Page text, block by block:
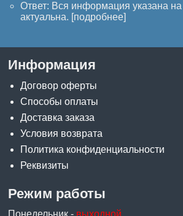
Ответ: Вся информация указана на
актуальна. [подробнее]
Информация
Договор оферты
Способы оплаты
Доставка заказа
Условия возврата
Политика конфиденциальности
Реквизиты
Режим работы
Понедельник - выходной